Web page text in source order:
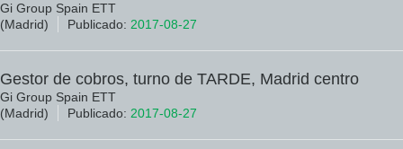
Gi Group Spain ETT
(Madrid)
Publicado: 2017-08-27
Gestor de cobros, turno de TARDE, Madrid centro
Gi Group Spain ETT
(Madrid)
Publicado: 2017-08-27